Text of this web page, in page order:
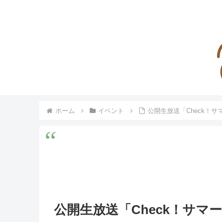
ホーム イベント 公開生放送「Check！サ
公開生放送「Check！サマ